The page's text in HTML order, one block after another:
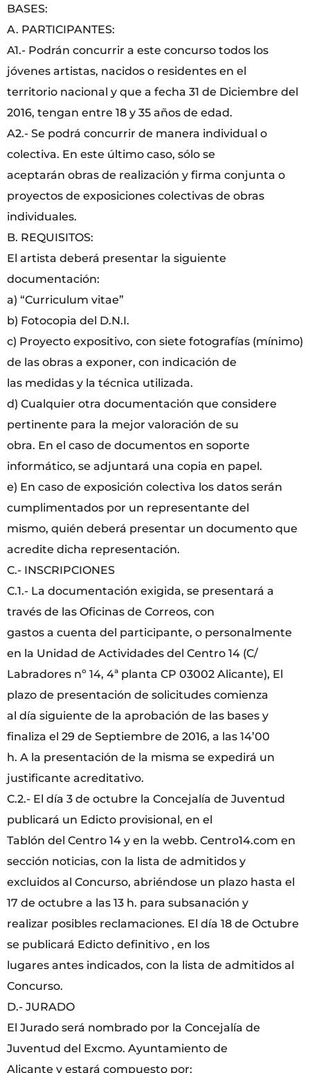
BASES:
A. PARTICIPANTES:
A1.- Podrán concurrir a este concurso todos los
jóvenes artistas, nacidos o residentes en el
territorio nacional y que a fecha 31 de Diciembre del
2016, tengan entre 18 y 35 años de edad.
A2.- Se podrá concurrir de manera individual o
colectiva. En este último caso, sólo se
aceptarán obras de realización y firma conjunta o
proyectos de exposiciones colectivas de obras
individuales.
B. REQUISITOS:
El artista deberá presentar la siguiente
documentación:
a) “Curriculum vitae”
b) Fotocopia del D.N.I.
c) Proyecto expositivo, con siete fotografías (mínimo)
de las obras a exponer, con indicación de
las medidas y la técnica utilizada.
d) Cualquier otra documentación que considere
pertinente para la mejor valoración de su
obra. En el caso de documentos en soporte
informático, se adjuntará una copia en papel.
e) En caso de exposición colectiva los datos serán
cumplimentados por un representante del
mismo, quién deberá presentar un documento que
acredite dicha representación.
C.- INSCRIPCIONES
C.1.- La documentación exigida, se presentará a
través de las Oficinas de Correos, con
gastos a cuenta del participante, o personalmente
en la Unidad de Actividades del Centro 14 (C/
Labradores nº 14, 4ª planta CP 03002 Alicante), El
plazo de presentación de solicitudes comienza
al día siguiente de la aprobación de las bases y
finaliza el 29 de Septiembre de 2016, a las 14’00
h. A la presentación de la misma se expedirá un
justificante acreditativo.
C.2.- El día 3 de octubre la Concejalía de Juventud
publicará un Edicto provisional, en el
Tablón del Centro 14 y en la webb. Centro14.com en
sección noticias, con la lista de admitidos y
excluidos al Concurso, abriéndose un plazo hasta el
17 de octubre a las 13 h. para subsanación y
realizar posibles reclamaciones. El día 18 de Octubre
se publicará Edicto definitivo , en los
lugares antes indicados, con la lista de admitidos al
Concurso.
D.- JURADO
El Jurado será nombrado por la Concejalía de
Juventud del Excmo. Ayuntamiento de
Alicante y estará compuesto por: